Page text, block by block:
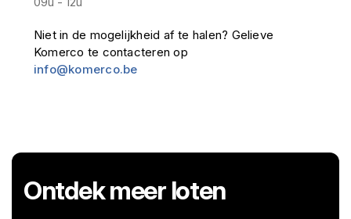
Niet in de mogelijkheid af te halen? Gelieve
Komerco te contacteren op
info@komerco.be
Ontdek meer loten